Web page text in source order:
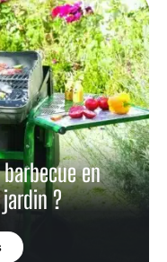
en
?